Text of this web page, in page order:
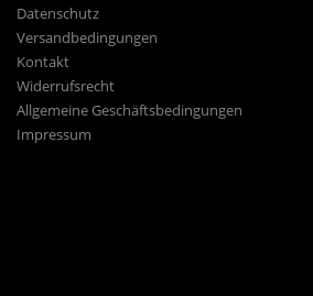
Datenschutz
Versandbedingungen
Kontakt
Widerrufsrecht
Allgemeine Geschäftsbedingungen
Impressum